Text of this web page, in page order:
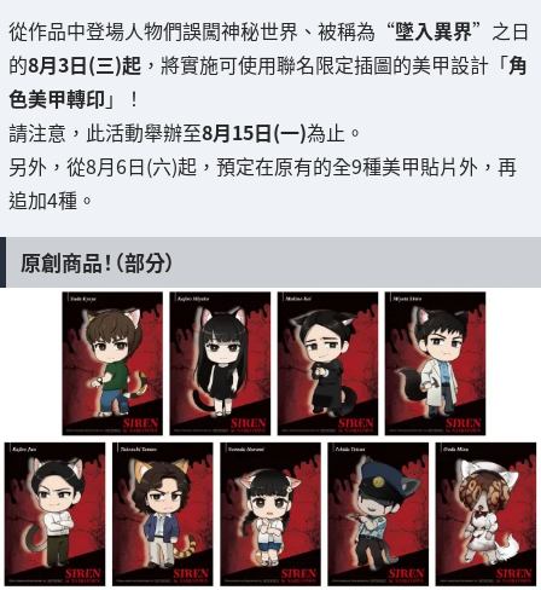
從作品中登場人物們誤闖神秘世界、被稱為“墜入異界”之日
的8月3日(三)起 ，將實施可使用聯名限定插圖的美甲設計「角
色美甲轉印 」！
請注意，此活動舉辦至8月15日(一)為止。
另外，從8月6日(六)起，預定在原有的全9種美甲貼片外，再
追加4種。
原創商品！（部分）